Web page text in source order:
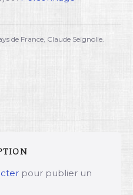
de France, Claude Seignolle.
pour publier un